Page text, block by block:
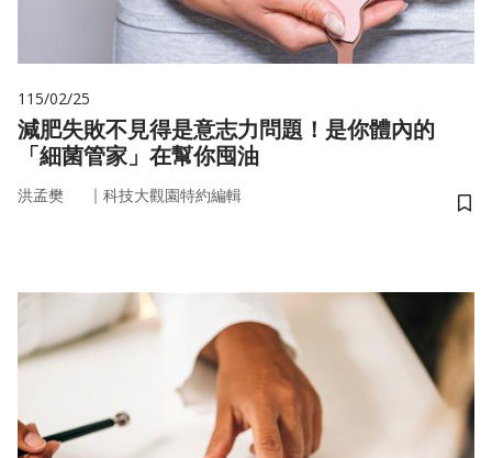
115/02/25
減肥失敗不見得是意志力問題！是你體內的
「細菌管家」在幫你囤油
洪孟樊 ｜ 科技大觀園特約編輯
儲